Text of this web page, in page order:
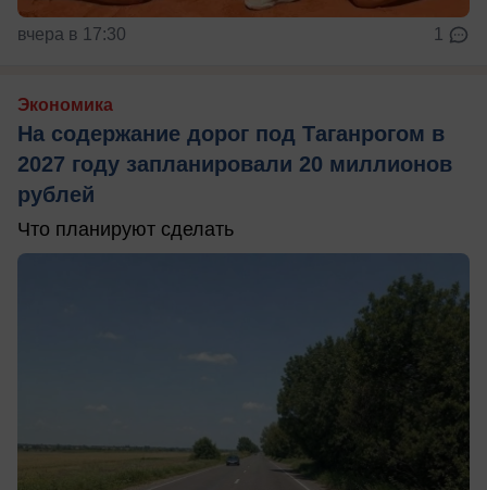
вчера в 17:30 1
Экономика
На содержание дорог под Таганрогом в
2027 году запланировали 20 миллионов
рублей
Что планируют сделать